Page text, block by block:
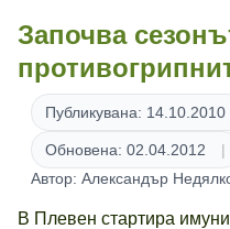
Започва
Публикувана: 14.10.2010
Обновена: 02.04.2012
Автор: Александър
В Плевен стартира